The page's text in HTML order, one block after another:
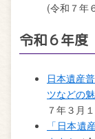
(令和７年
令和６年度
日本遺産
ツなどの
７年３月１
「日本遺